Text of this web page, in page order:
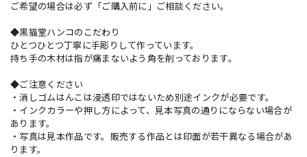
ご希望の場合は必ず「ご購入前に」ご相談ください。
◆黒猫堂ハンコのこだわり
ひとつひとつ丁寧に手彫りして作っています。
持ち手の木材は指が痛まないよう角を削っております。
◆ご注意ください
・消しゴムはんこは浸透印ではないため別途インクが必要です。
・インクカラーや押し方によって、見本写真の通りにならない場合が
あります。
・写真は見本作品です。販売する作品とは印面が若干異なる場合があ
ります。